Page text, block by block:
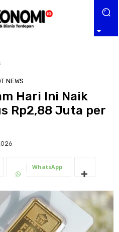
NEWS
Hari Ini Naik
Rp2,88 Juta per
WhatsApp